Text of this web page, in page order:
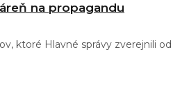
na propagandu
ktoré Hlavné správy zverejnili od